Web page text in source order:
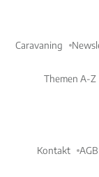
Caravaning
Themen A-Z
Kontakt AGB